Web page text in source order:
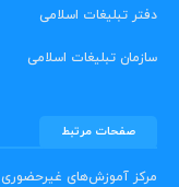
دفتر تبلیغات اسلامی
سازمان تبلیغات اسلامی
صفحات مرتبط
مرکز آموزش‌های غیرحضوری